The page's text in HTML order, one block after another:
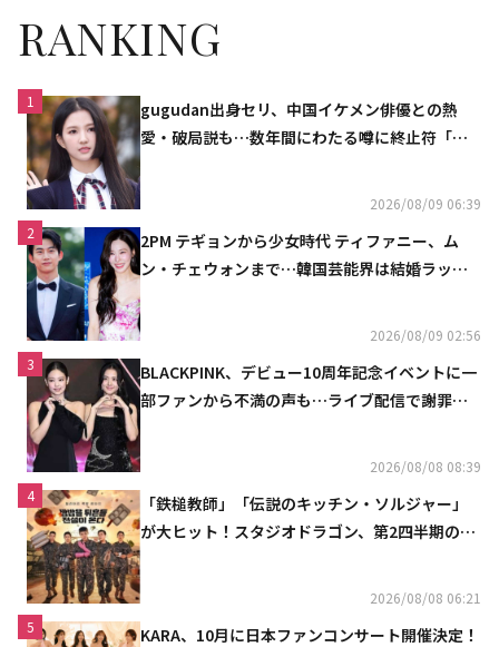
RANKING
1
gugudan出身セリ、中国イケメン俳優との熱
愛・破局説も…数年間にわたる噂に終止符「邪
2026/08/09 06:39
2
2PM テギョンから少女時代 ティファニー、ム
ン・チェウォンまで…韓国芸能界は結婚ラッシ
2026/08/09 02:56
3
BLACKPINK、デビュー10周年記念イベントに一
部ファンから不満の声も…ライブ配信で謝罪
2026/08/08 08:39
4
「鉄槌教師」「伝説のキッチン・ソルジャー」
が大ヒット！スタジオドラゴン、第2四半期の売
2026/08/08 06:21
5
KARA、10月に日本ファンコンサート開催決定！